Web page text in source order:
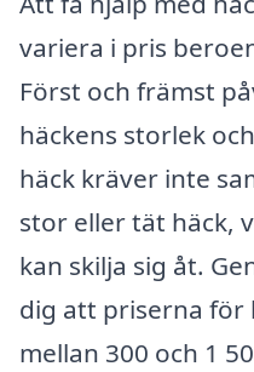
variera i pris
Först och främst
häckens storlek
häck kräver inte
stor eller tät häck,
kan skilja sig åt.
dig att priserna för
mellan 300 och 1